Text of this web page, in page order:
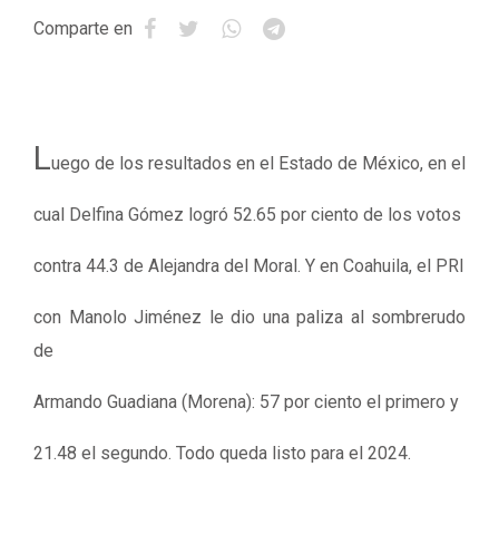
Comparte en
Luego de los resultados en el Estado de México, en el
cual Delfina Gómez logró 52.65 por ciento de los votos
contra 44.3 de Alejandra del Moral. Y en Coahuila, el PRI
con Manolo Jiménez le dio una paliza al sombrerudo
de
Armando Guadiana (Morena): 57 por ciento el primero y
21.48 el segundo. Todo queda listo para el 2024.